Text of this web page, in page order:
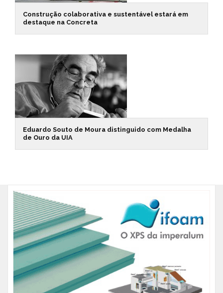
Construção colaborativa e sustentável estará em
destaque na Concreta
Eduardo Souto de Moura distinguido com Medalha
de Ouro da UIA